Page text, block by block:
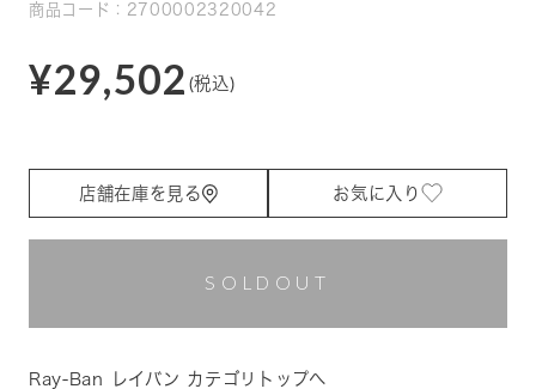
商品コード：2700002320042
¥29,502 (税込)
店舗在庫を見る お気に入り
SOLDOUT
Ray-Ban レイバン カテゴリトップへ